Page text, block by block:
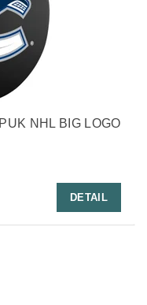
NHL BIG LOGO
DETAIL